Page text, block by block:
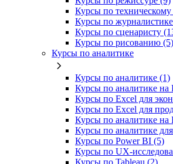
Курсы по
Курсы по
Курсы по сценаристу
Курсы по рисованию (5)
Курсы по аналитике
Курсы по аналитике (1)
Курсы по аналитике на
Курсы по Excel для
Курсы по Excel для
Курсы по аналитике на
Курсы по аналитике
Курсы по Power BI (5)
Курсы по